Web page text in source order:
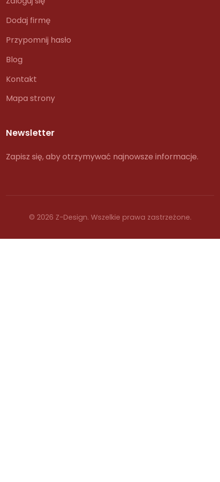
Dodaj firmę
Przypomnij hasło
Blog
Kontakt
Mapa strony
Newsletter
Zapisz się, aby otrzymywać najnowsze informacje.
© 2026 Z-Design. Wszelkie prawa zastrzeżone.